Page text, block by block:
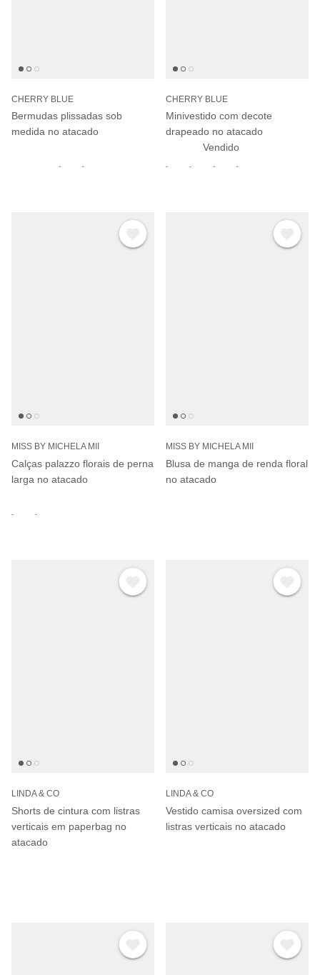
CHERRY BLUE
Bermudas plissadas sob
medida no atacado
CHERRY BLUE
Minivestido com decote
drapeado no atacado
Vendido
MISS BY MICHELA MII
Calças palazzo florais de perna
larga no atacado
MISS BY MICHELA MII
Blusa de manga de renda floral
no atacado
LINDA & CO
Shorts de cintura com listras
verticais em paperbag no
atacado
LINDA & CO
Vestido camisa oversized com
listras verticais no atacado